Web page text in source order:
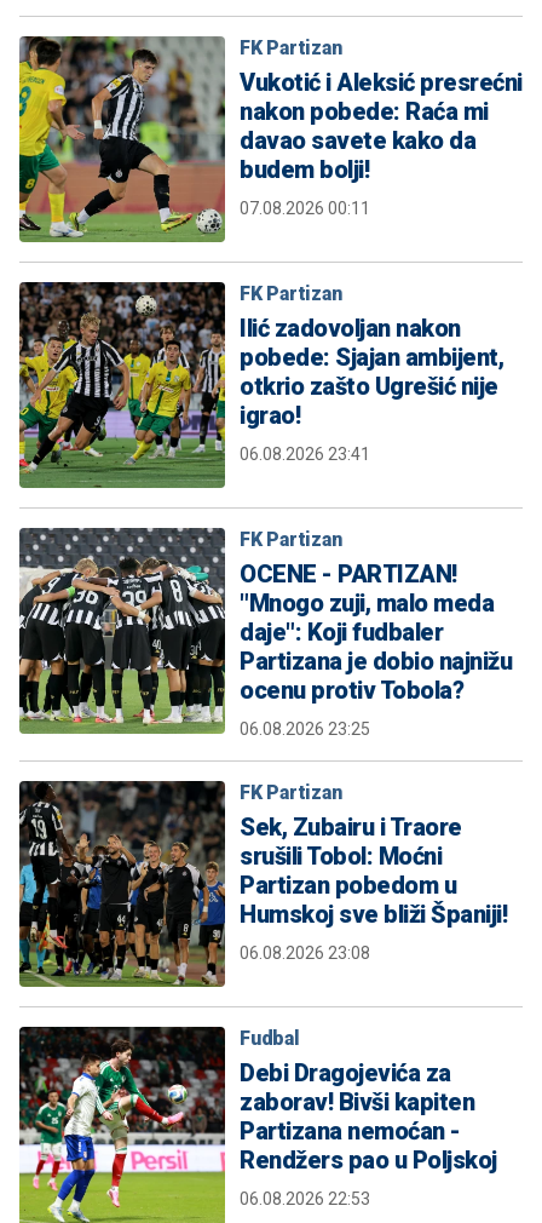
FK Partizan
Vukotić i Aleksić presrećni
nakon pobede: Raća mi
davao savete kako da
budem bolji!
07.08.2026 00:11
FK Partizan
Ilić zadovoljan nakon
pobede: Sjajan ambijent,
otkrio zašto Ugrešić nije
igrao!
06.08.2026 23:41
FK Partizan
OCENE - PARTIZAN!
"Mnogo zuji, malo meda
daje": Koji fudbaler
Partizana je dobio najnižu
ocenu protiv Tobola?
06.08.2026 23:25
FK Partizan
Sek, Zubairu i Traore
srušili Tobol: Moćni
Partizan pobedom u
Humskoj sve bliži Španiji!
06.08.2026 23:08
Fudbal
Debi Dragojevića za
zaborav! Bivši kapiten
Partizana nemoćan -
Rendžers pao u Poljskoj
06.08.2026 22:53